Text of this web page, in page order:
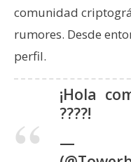
comunidad
rumores. Desde
perfil.
¡Hola
????!
—